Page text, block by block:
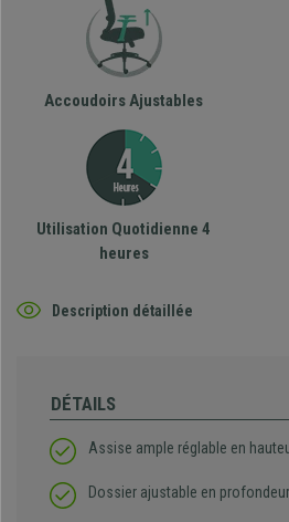
Accoudoirs Ajustables
Utilisation Quotidienne 4
heures
Description détaillée
DÉTAILS
Assise ample réglable en
Dossier ajustable en profondeur